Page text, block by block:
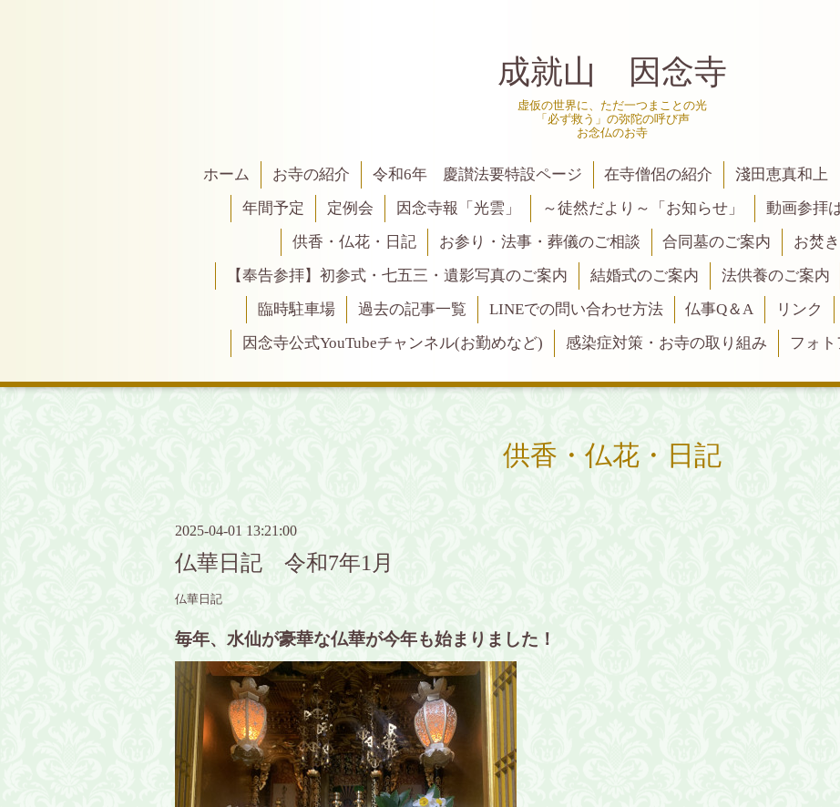
成就山 因念寺
虚仮の世界に、ただ一つまことの光
「必ず救う」の弥陀の呼び声
お念仏のお寺
ホーム お寺の紹介 令和6年 慶讃法要特設ページ 在寺僧侶の紹介 淺田恵真和上
年間予定
定例会 因念寺報「光雲」 ～徒然だより～「お知らせ」
動画参拝
供香・仏花・日記
お参り・法事・葬儀のご相談 合同墓のご案内
お焚
【奉告参拝】初参式・七五三・遺影写真のご案内
結婚式のご案内 法供養のご案内
臨時駐車場
過去の記事一覧 LINEでの問い合わせ方法 仏事Q＆A リンク
因念寺公式YouTubeチャンネル(お勤めなど)
感染症対策・お寺の取り組み フォ
供香・仏花・日記
2025-04-01 13:21:00
仏華日記 令和7年1月
仏華日記
毎年、水仙が豪華な仏華が今年も始まりました！